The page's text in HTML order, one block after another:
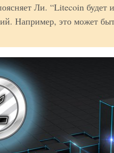
Ли. “Litecoin будет
Например, это может